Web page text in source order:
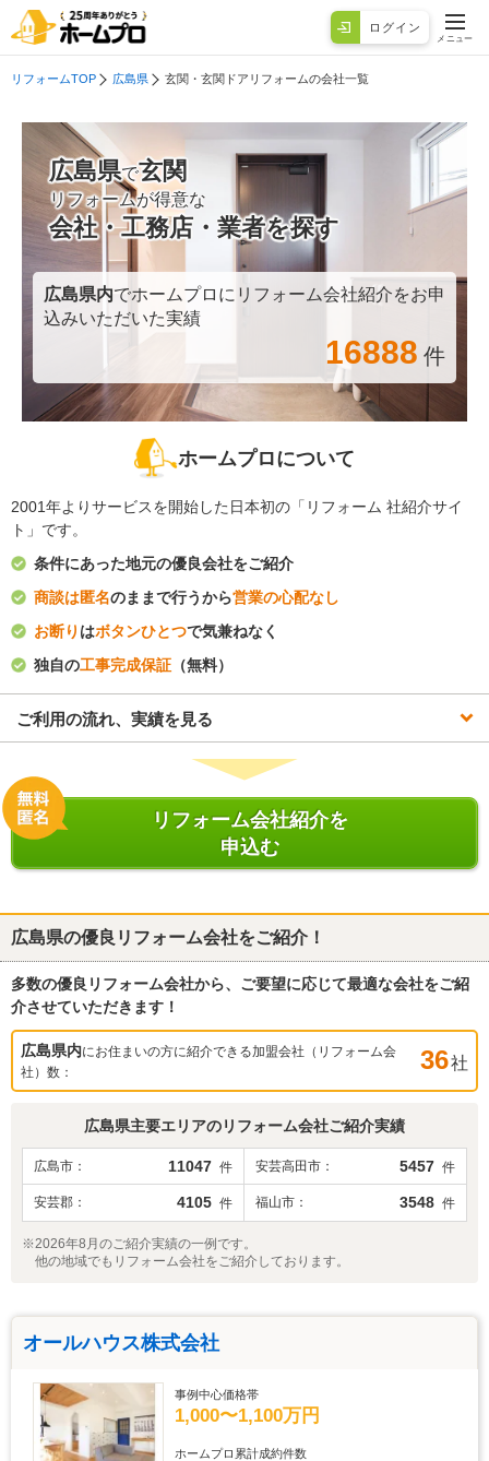
ログイン
メニュー
リフォームTOP 広島県 玄関・玄関ドアリフォームの会社一覧
広島県で玄関
リフォームが得意な
会社・工務店・業者を探す
広島県内でホームプロにリフォーム会社紹介をお申
込みいただいた実績
16888 件
ホームプロについて
2001年よりサービスを開始した日本初の「リフォーム 社紹介サイ
ト」です。
条件にあった地元の優良会社をご紹介
商談は匿名のままで行うから営業の心配なし
お断り はボタンひとつで気兼ねなく
独自の工事完成保証 （無料）
ご利用の流れ、実績を見る
リフォーム会社紹介を
申込む
広島県の優良リフォーム会社をご紹介！
多数の優良リフォーム会社から、ご要望に応じて最適な会社をご紹
介させていただきます！
広島県内にお住まいの方に紹介できる加盟会社（リフォーム会
社）数：
36社
広島県主要エリアのリフォーム会社ご紹介実績
広島市 11047 件 安芸高田市 5457 件
安芸郡 4105 件 福山市 3548 件
※2026年8月のご紹介実績の一例です。
他の地域でもリフォーム会社をご紹介しております。
オールハウス株式会社
事例中心価格帯
1,000〜1,100万円
ホームプロ累計成約件数